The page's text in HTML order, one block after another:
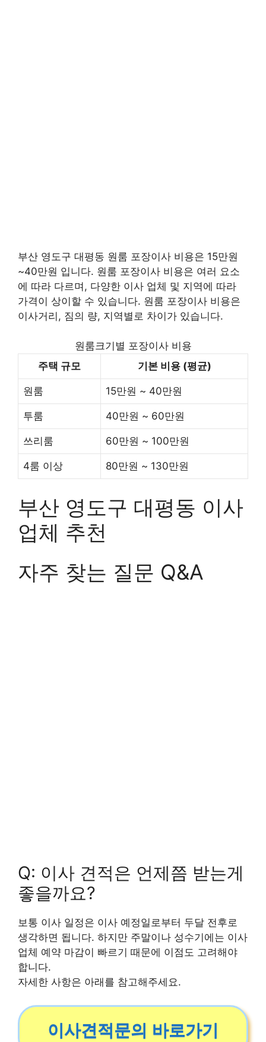
부산 영도구 대평동 원룸 포장이사 비용은 15만원
~40만원 입니다. 원룸 포장이사 비용은 여러 요소
에 따라 다르며, 다양한 이사 업체 및 지역에 따라
가격이 상이할 수 있습니다. 원룸 포장이사 비용은
이사거리, 짐의 량, 지역별로 차이가 있습니다.
원룸크기별 포장이사 비용
주택 규모
기본 비용 (평균)
원룸 15만원 ~ 40만원
투룸 40만원 ~ 60만원
쓰리룸 60만원 ~ 100만원
4룸 이상 80만원 ~ 130만원
부산 영도구 대평동 이사
업체 추천
자주 찾는 질문 Q&A
Q: 이사 견적은 언제쯤 받는게
좋을까요?
보통 이사 일정은 이사 예정일로부터 두달 전후로
생각하면 됩니다. 하지만 주말이나 성수기에는 이사
업체 예약 마감이 빠르기 때문에 이점도 고려해야
합니다.
자세한 사항은 아래를 참고해주세요.
이사견적문의 바로가기